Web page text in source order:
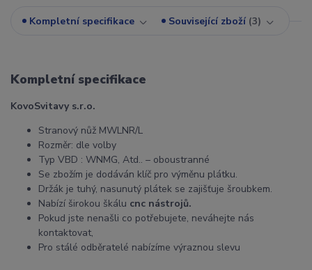
Kompletní specifikace Související zboží 3
Kompletní specifikace
KovoSvitavy s.r.o.
Stranový nůž MWLNR/L
Rozměr: dle volby
Typ VBD : WNMG, Atd.. – oboustranné
Se zbožím je dodáván klíč pro výměnu plátku.
Držák je tuhý, nasunutý plátek se zajišťuje šroubkem.
Nabízí širokou škálu cnc nástrojů.
Pokud jste nenašli co potřebujete, neváhejte nás
kontaktovat,
Pro stálé odběratelé nabízíme výraznou slevu